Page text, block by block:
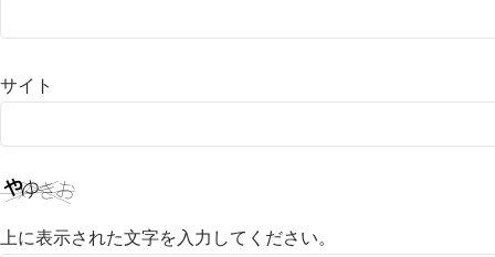
サイト
上に表示された文字を入力してください。